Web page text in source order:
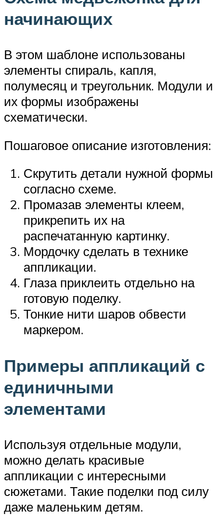
начинающих
В этом шаблоне использованы
элементы спираль, капля,
полумесяц и треугольник. Модули и
их формы изображены
схематически.
Пошаговое описание изготовления:
Скрутить детали нужной формы
согласно схеме.
Промазав элементы клеем,
прикрепить их на
распечатанную картинку.
Мордочку сделать в технике
аппликации.
Глаза приклеить отдельно на
готовую поделку.
Тонкие нити шаров обвести
маркером.
Примеры аппликаций с
единичными
элементами
Используя отдельные модули,
можно делать красивые
аппликации с интересными
сюжетами. Такие поделки под силу
даже маленьким детям.